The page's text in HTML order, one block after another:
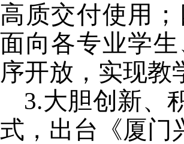
高质交付使用
面向各专业学
序开放，实现教
3.大胆创新、
式，出台《厦门